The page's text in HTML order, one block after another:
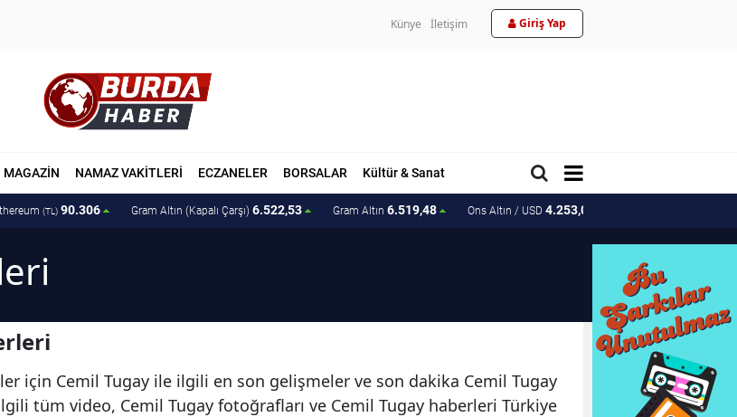
Künye İletişim Giriş Yap
MAGAZİN NAMAZ VAKİTLERİ ECZANELER BORSALAR Kültür & Sanat
(TL) 90.306 Gram Altın (Kapalı Çarşı) 6.522,53 Gram Altın 6.519,48 Ons Altın / USD 4.253,07
için Cemil Tugay ile ilgili en son gelişmeler ve son dakika Cemil Tugay
tüm video, Cemil Tugay fotoğrafları ve Cemil Tugay haberleri Türkiye